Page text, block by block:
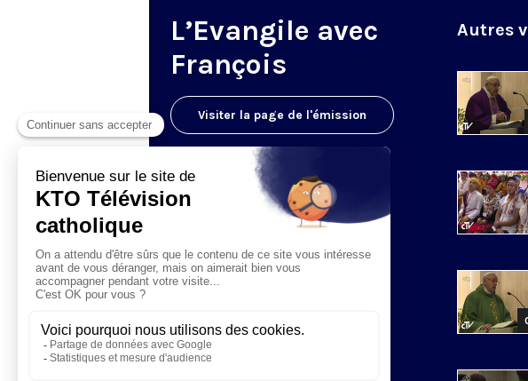
L’Evangile avec
François
Visiter la page de l'émission
Autres